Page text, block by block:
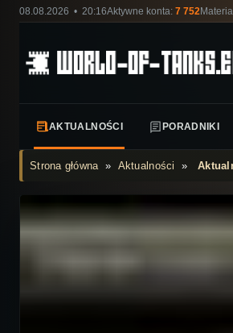
08.08.2026 • 20:16Aktywne konta: 7 752
AKTUALNOŚCI PORADNIKI
Strona główna» Aktualności »